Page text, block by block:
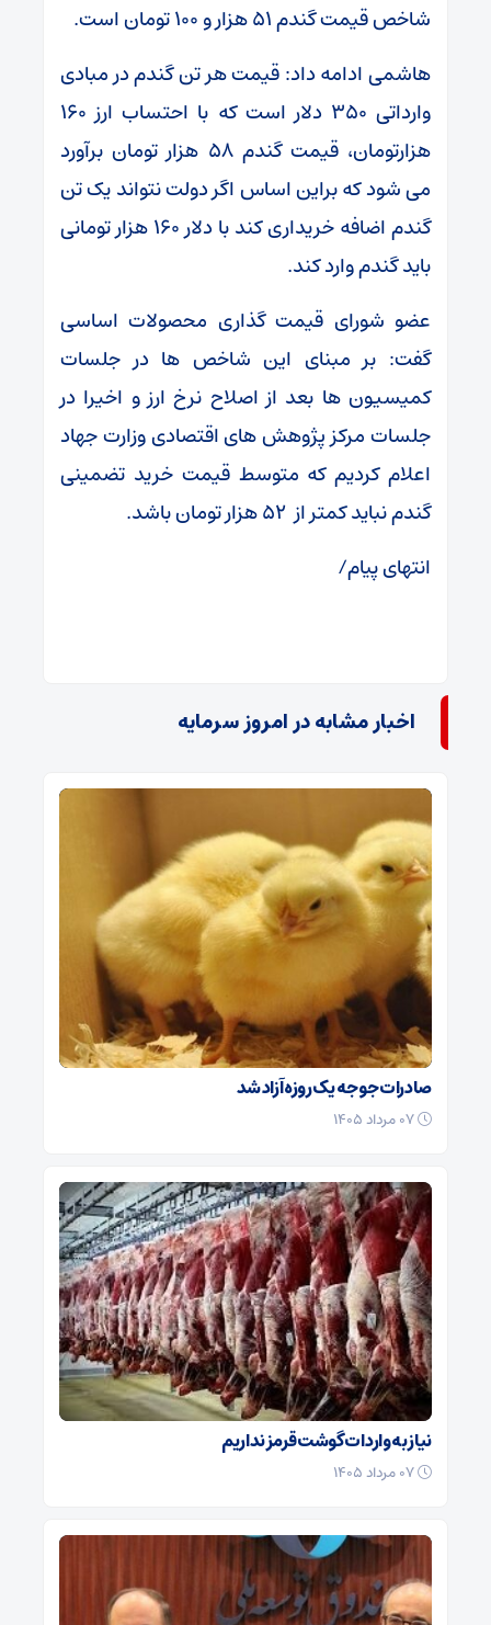
شاخص قیمت گندم ۵۱ هزار و ۱۰۰ تومان است.
هاشمی ادامه داد: قیمت هر تن گندم در مبادی
وارداتی ۳۵۰ دلار است که با احتساب ارز ۱۶۰
هزارتومان، قیمت گندم ۵۸ هزار تومان برآورد
می شود که براین اساس اگر دولت نتواند یک تن
گندم اضافه خریداری کند با دلار ۱۶۰ هزار تومانی
باید گندم وارد کند.
عضو شورای قیمت گذاری محصولات اساسی
گفت: بر مبنای این شاخص ها در جلسات
کمیسیون ها بعد از اصلاح نرخ ارز و اخیرا در
جلسات مرکز پژوهش های اقتصادی وزارت جهاد
اعلام کردیم که متوسط قیمت خرید تضمینی
گندم نباید کمتر از ۵۲ هزار تومان باشد.
انتهای پیام/
اخبار مشابه در امروز سرمایه
صادرات جوجه یک روزه آزاد شد
نیاز به واردات گوشت قرمز نداریم